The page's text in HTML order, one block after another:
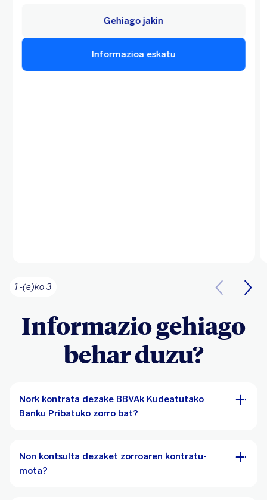
Informazioa eskatu
Gehiago jakin
1 -(e)ko 3
Informazio gehiago
behar duzu?
Nork kontrata dezake BBVAk Kudeatutako
Banku Pribatuko zorro bat?
Non kontsulta dezaket zorroaren kontratu-
mota?